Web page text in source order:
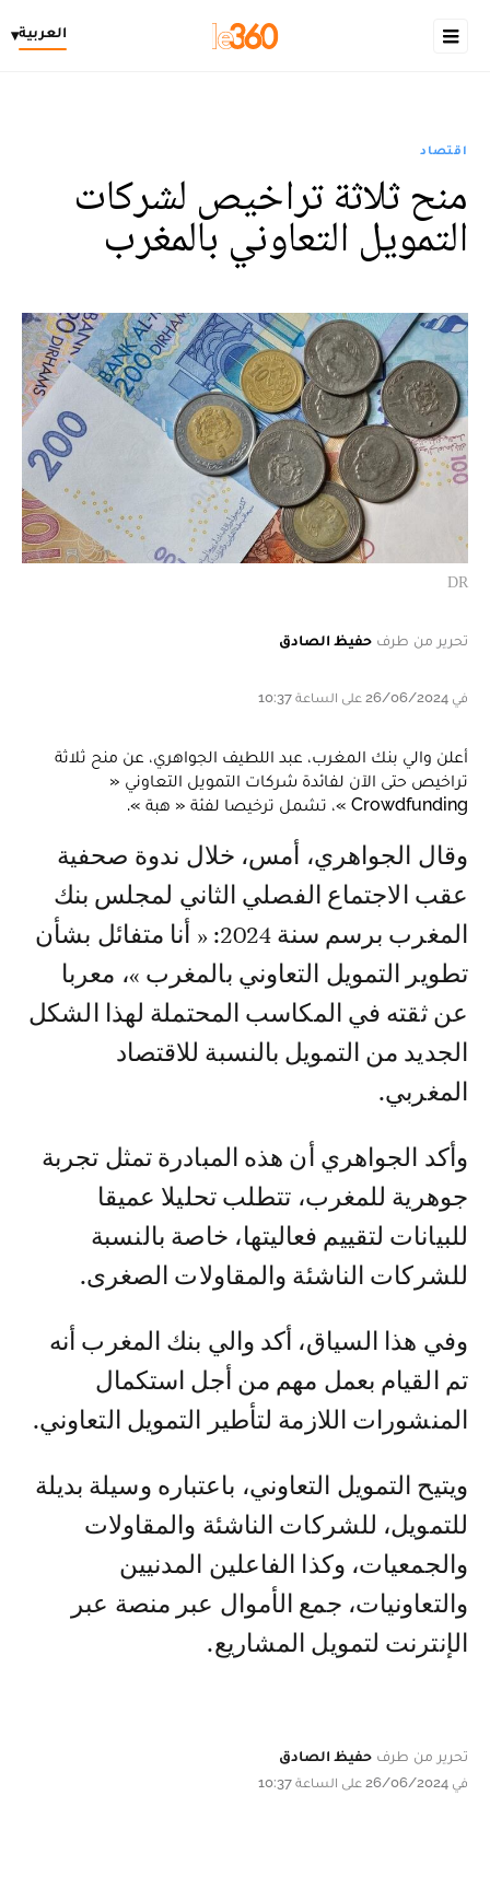
العربية▾
اقتصاد
منح ثلاثة تراخيص لشركات
التمويل التعاوني بالمغرب
DR
تحرير من طرف حفيظ الصادق
في 26/06/2024 على الساعة 10:37
أعلن والي بنك المغرب، عبد اللطيف الجواهري، عن منح ثلاثة
تراخيص حتى الآن لفائدة شركات التمويل التعاوني «
Crowdfunding »، تشمل ترخيصا لفئة « هبة ».
وقال الجواهري، أمس، خلال ندوة صحفية
عقب الاجتماع الفصلي الثاني لمجلس بنك
المغرب برسم سنة 2024: « أنا متفائل بشأن
تطوير التمويل التعاوني بالمغرب »، معربا
عن ثقته في المكاسب المحتملة لهذا الشكل
الجديد من التمويل بالنسبة للاقتصاد
المغربي.
وأكد الجواهري أن هذه المبادرة تمثل تجربة
جوهرية للمغرب، تتطلب تحليلا عميقا
للبيانات لتقييم فعاليتها، خاصة بالنسبة
للشركات الناشئة والمقاولات الصغرى.
وفي هذا السياق، أكد والي بنك المغرب أنه
تم القيام بعمل مهم من أجل استكمال
المنشورات اللازمة لتأطير التمويل التعاوني.
ويتيح التمويل التعاوني، باعتباره وسيلة بديلة
للتمويل، للشركات الناشئة والمقاولات
والجمعيات، وكذا الفاعلين المدنيين
والتعاونيات، جمع الأموال عبر منصة عبر
الإنترنت لتمويل المشاريع.
تحرير من طرف حفيظ الصادق
في 26/06/2024 على الساعة 10:37